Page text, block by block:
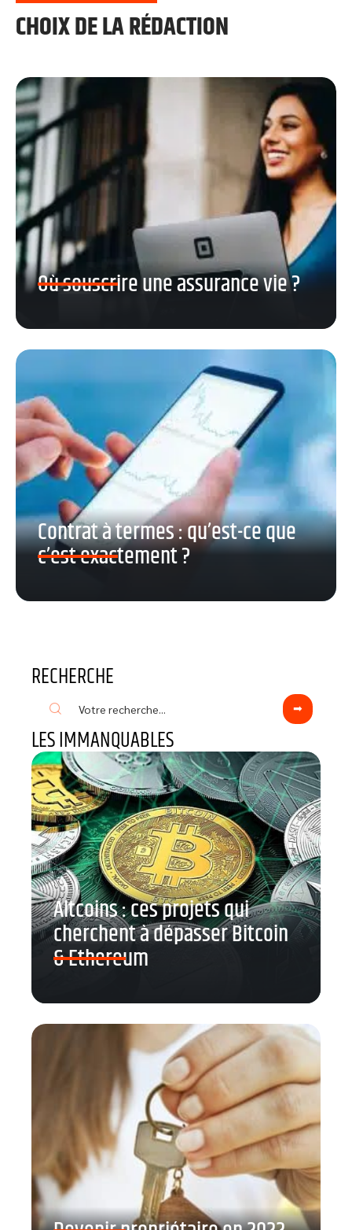
CHOIX DE LA RÉDACTION
Où souscrire une assurance vie ?
Contrat à termes : qu’est-ce que
c’est exactement ?
RECHERCHE
LES IMMANQUABLES
Altcoins : ces projets qui
cherchent à dépasser Bitcoin
& Ethereum